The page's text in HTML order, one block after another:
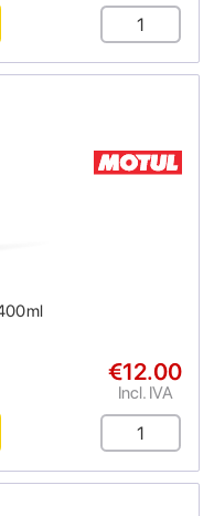
€12.00
Incl. IVA